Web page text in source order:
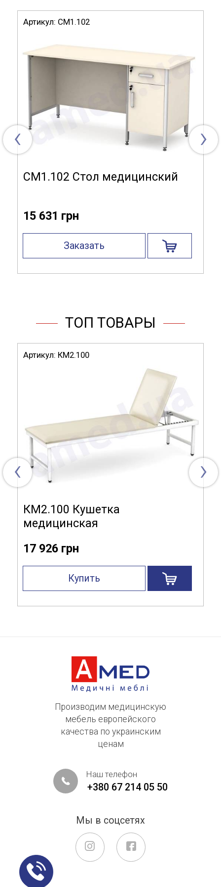
ящиками, верхний – с замком.
Габариты (ДхГхВ), мм: 1500x600x750.
Модель СМ4.112
Тип изделия:
Габариты (ДхГхВ): 1500x600x750 мм
Материал
изготовления:
ламинированная
ДСП
‹
Артикул: СМ1.102
СМ1.102 Стол медицинский
15 631 грн
Заказать
›
ТОП ТОВАРЫ
‹
Артикул: КМ2.100
КМ2.100 Кушетка
медицинская
17 926 грн
Купить
›
Производим медицинскую
мебель европейского
качества по украинским
ценам
Наш телефон
+380 67 214 05 50
Мы в соцсетях